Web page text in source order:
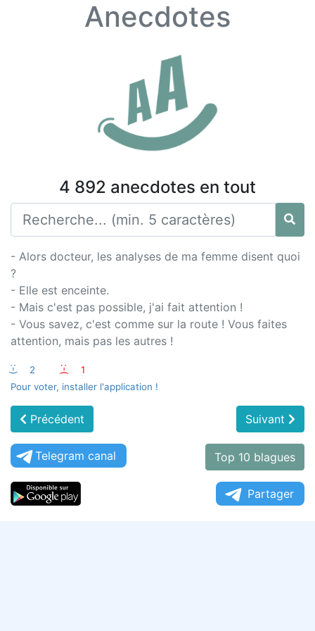
Anecdotes
4 892 anecdotes en tout
- Alors docteur, les analyses de ma femme disent quoi
?
- Elle est enceinte.
- Mais c'est pas possible, j'ai fait attention !
- Vous savez, c'est comme sur la route ! Vous faites
attention, mais pas les autres !
:-) 2 :-(
1
Pour voter, installer l'application !
Précédent Suivant
Telegram canal Top 10 blagues
Partager